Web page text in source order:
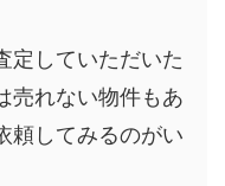
定していただいた
売れない物件もあ
頼してみるのがい